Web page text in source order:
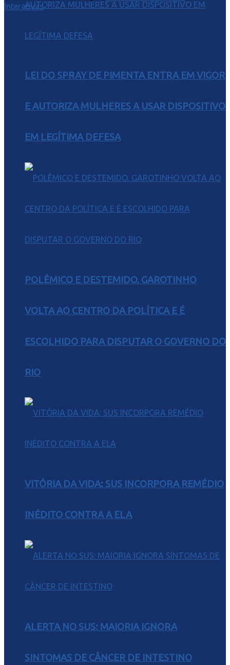
LEI DO SPRAY DE PIMENTA ENTRA EM VIGOR
E AUTORIZA MULHERES A USAR DISPOSITIVO
EM LEGÍTIMA DEFESA
POLÊMICO E DESTEMIDO, GAROTINHO
VOLTA AO CENTRO DA POLÍTICA E É
ESCOLHIDO PARA DISPUTAR O GOVERNO DO
RIO
VITÓRIA DA VIDA: SUS INCORPORA REMÉDIO
INÉDITO CONTRA A ELA
ALERTA NO SUS: MAIORIA IGNORA
SINTOMAS DE CÂNCER DE INTESTINO
Interativas